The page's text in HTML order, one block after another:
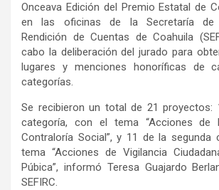
Onceava Edición del Premio Estatal de
en las oficinas de la Secretaría de
Rendición de Cuentas de Coahuila
cabo la deliberación del jurado para
lugares y menciones honoríficas de
categorías.
Se recibieron un total de 21 proyectos:
categoría, con el tema “Acciones de
Contraloría Social”, y 11 de la segunda
tema “Acciones de Vigilancia
Púbica”, informó Teresa Guajardo
SEFIRC.